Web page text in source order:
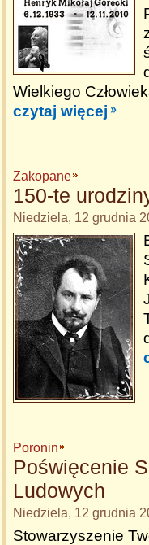
Wielkiego
czytaj więcej
Zakopane
150-te
Niedziela, 12 grudnia
Poronin
Poświęcenie
Ludowych
Niedziela, 12 grudnia
Stowarzyszenie